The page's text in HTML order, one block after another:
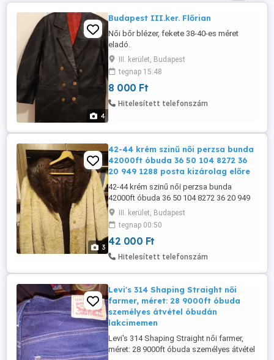
4
Budapest III.ker. Flőrian
Női bőr blézer, fekete 38-40-es méret
eladó.
III. kerület, Budapest
tegnap 15:48
8 000 Ft
Hitelesített telefonszám
3
42-44 krém szinű női perzsa bunda
42000ft óbuda 36 50 104 8272 36
20 949 1288 posta kizárolag előre
42-44 krém szinű női perzsa bunda
42000ft óbuda 36 50 104 8272 36 20 949
1288 posta kizárolag előre fizetés után
mpl postán maradó +5000ft
III. kerület, Budapest
tegnap 00:50
42 000 Ft
Hitelesített telefonszám
Levi's 314 Shaping Straight női
farmer, méret: 28 9000ft óbuda
személyes átvétel óbudán
lakcimemen
Levi's 314 Shaping Straight női farmer,
méret: 28 9000ft óbuda személyes átvétel